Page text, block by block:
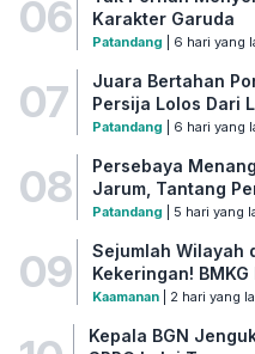
06
Karakter Garuda
Patandang | 6 hari yang
07
Juara Bertahan
Persija Lolos Dari
Patandang | 6 hari yang
08
Persebaya
Jarum, Tantang
Patandang | 5 hari yang
09
Sejumlah Wilayah
Kekeringan!
Kaamanan| 2 hari yang
Kepala BGN